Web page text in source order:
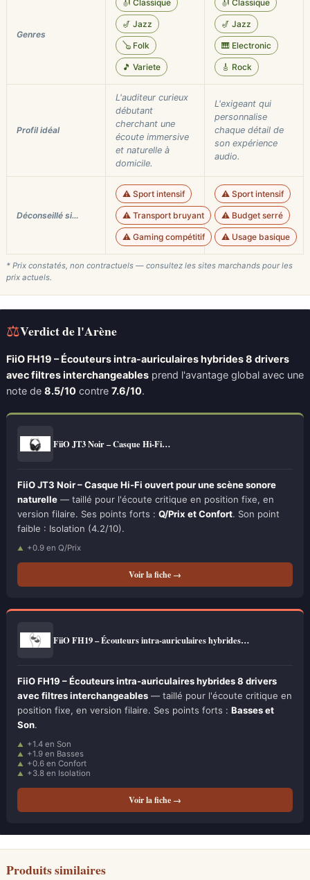
Genres
🎻 Classique
🎷 Jazz
🪕 Folk
🎵 Variete
🎻 Classique
🎷 Jazz
🎹 Electronic
🎸 Rock
Profil idéal
L'auditeur curieux
débutant
cherchant une
écoute immersive
et naturelle à
domicile.
L'exigeant qui
personnalise
chaque détail de
son expérience
audio.
Déconseillé si…
⚠️ Sport intensif
⚠️ Transport bruyant
⚠️ Gaming compétitif
⚠️ Sport intensif
⚠️ Budget serré
⚠️ Usage basique
* Prix constatés, non contractuels — consultez les sites marchands pour les
prix actuels.
⚖Verdict de l'Arène
FiiO FH19 – Écouteurs intra-auriculaires hybrides 8 drivers
avec filtres interchangeables prend l'avantage global avec une
note de 8.5/10 contre 7.6/10.
FiiO JT3 Noir – Casque Hi-Fi…
FiiO JT3 Noir – Casque Hi-Fi ouvert pour une scène sonore
naturelle — taillé pour l'écoute critique en position fixe, en
version filaire. Ses points forts : Q/Prix et Confort. Son point
faible : Isolation (4.2/10).
+0.9 en Q/Prix
Voir la fiche →
FiiO FH19 – Écouteurs intra-auriculaires hybrides…
FiiO FH19 – Écouteurs intra-auriculaires hybrides 8 drivers
avec filtres interchangeables — taillé pour l'écoute critique en
position fixe, en version filaire. Ses points forts : Basses et
Son.
+1.4 en Son
+1.9 en Basses
+0.6 en Confort
+3.8 en Isolation
Voir la fiche →
Produits similaires